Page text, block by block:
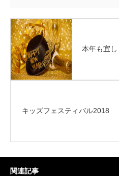
本年も宜
キッズフェスティバル2018
関連記事